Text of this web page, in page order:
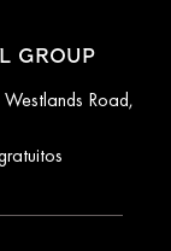
GROUP
Road,